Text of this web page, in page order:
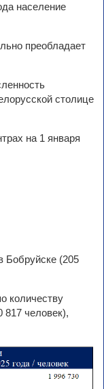
население
преобладает
столице
на 1 января
Бобруйске (205
количеству
817 человек),